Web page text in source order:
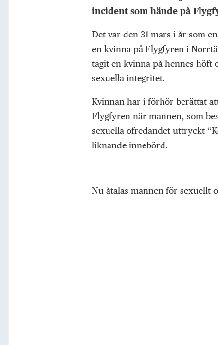
incident som hände på
Det var den 31 mars i år som
en kvinna på Flygfyren i
tagit en kvinna på hennes höft
sexuella integritet.
Kvinnan har i förhör berättat
Flygfyren när mannen, som
sexuella ofredandet uttryckt
liknande innebörd.
Nu åtalas mannen för sexuellt